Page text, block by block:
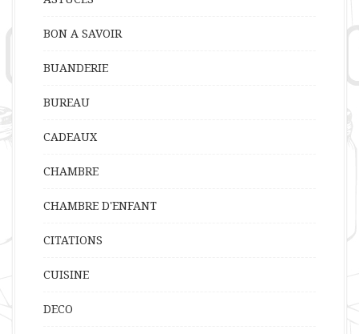
BON A SAVOIR
BUANDERIE
BUREAU
CADEAUX
CHAMBRE
CHAMBRE D'ENFANT
CITATIONS
CUISINE
DECO